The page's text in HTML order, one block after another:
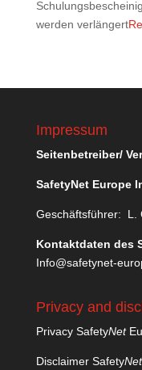
werden verlängert
Impressum
Seitenbetreiber/
SafetyNet Europe
Geschäftsführer: L.
Kontaktdaten des
Info@safetynet-
Privacy and
Privacy SafetyNet
Disclaimer SafetyNet